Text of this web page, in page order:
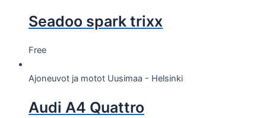
Seadoo spark trixx
Free
Ajoneuvot ja motot Uusimaa - Helsinki
Audi A4 Quattro